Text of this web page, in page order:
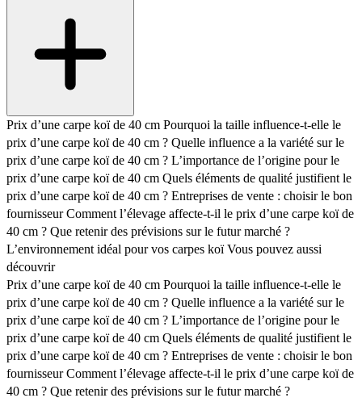
Prix d’une carpe koï de 40 cm Pourquoi la taille influence-t-elle le
prix d’une carpe koï de 40 cm ? Quelle influence a la variété sur le
prix d’une carpe koï de 40 cm ? L’importance de l’origine pour le
prix d’une carpe koï de 40 cm Quels éléments de qualité justifient le
prix d’une carpe koï de 40 cm ? Entreprises de vente : choisir le bon
fournisseurComment l’élevage affecte-t-il le prix d’une carpe koï de
40 cm ? Que retenir des prévisions sur le futur marché ?
L’environnement idéal pour vos carpes koïVous pouvez aussi
découvrir
Prix d’une carpe koï de 40 cm Pourquoi la taille influence-t-elle le
prix d’une carpe koï de 40 cm ? Quelle influence a la variété sur le
prix d’une carpe koï de 40 cm ? L’importance de l’origine pour le
prix d’une carpe koï de 40 cm Quels éléments de qualité justifient le
prix d’une carpe koï de 40 cm ? Entreprises de vente : choisir le bon
fournisseurComment l’élevage affecte-t-il le prix d’une carpe koï de
40 cm ? Que retenir des prévisions sur le futur marché ?